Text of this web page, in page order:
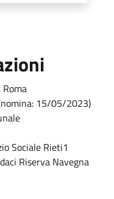
15/05/2023)
Sociale Rieti1
Riserva Navegna